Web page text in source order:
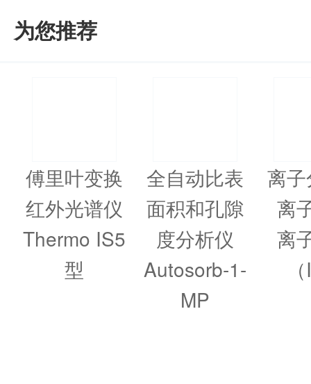
为您推荐
傅里叶变换
红外光谱仪
Thermo IS5
型
全自动比表
面积和孔隙
度分析仪
Autosorb-1-
MP
离
离
离